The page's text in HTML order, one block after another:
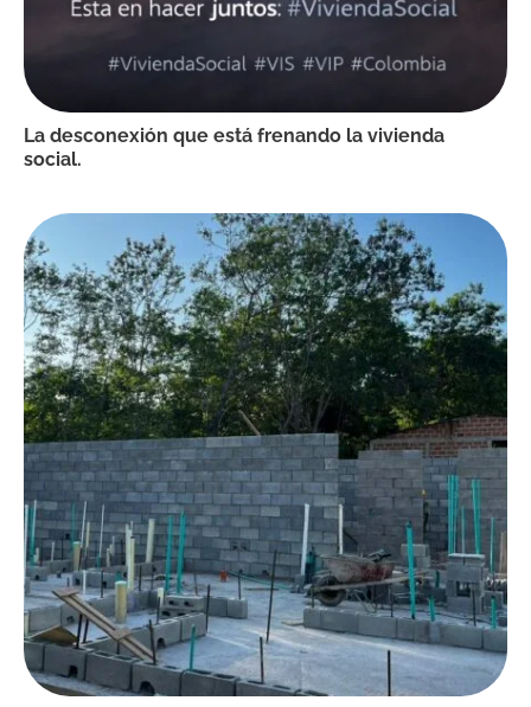
La desconexión que está frenando la vivienda
social.